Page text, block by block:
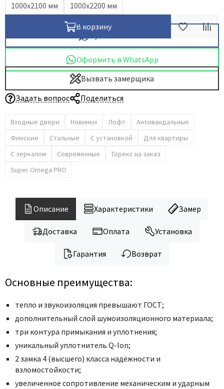
1000х2100 мм
1000х2200 мм
В корзину
Оформить в WhatsApp
Вызвать замерщика
Задать вопрос
Поделиться
Входные двери Новинки Лофт
Антивандальные
Финские
Стальные С установкой
Для квартиры
С зеркалом
Современные
Торекс на заказ
Super Omega PRO
Описание Характеристики Замер
Доставка Оплата Установка
Гарантия Возврат
Основные преимущества:
тепло и звукоизоляция превышают ГОСТ;
дополнительный слой шумоизоляционного материала;
три контура примыкания и уплотнения;
уникальный уплотнитель Q-lon;
2 замка 4 (высшего) класса надёжности и
взломостойкости;
увеличенное сопротивление механическим и ударным